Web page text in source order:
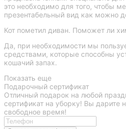
это необходимо для того, чтобы
презентабельный вид как можно
Кот пометил диван. Поможет ли
Да, при необходимости мы
средствами, которые способны
кошачий запах.
Показать еще
Подарочный сертификат
Отличный подарок на любой
сертификат на уборку! Вы дарите
свободное время!